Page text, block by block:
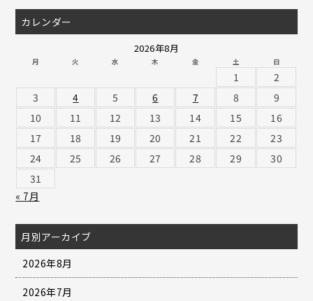
カレンダー
2026年8月
月 火 水 木 金 土 日
1
2
3
4 5 6 7 8
9
10
11 12 13 14 15
16
17
18 19 20 21 22
23
24
25 26 27 28 29
30
31
« 7月
月別アーカイブ
2026年8月
2026年7月